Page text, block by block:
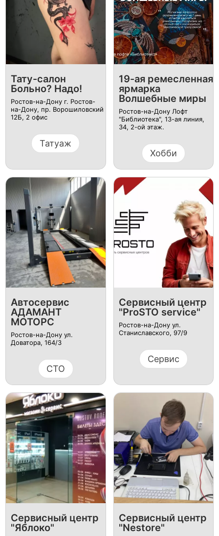
Тату-салон
Больно? Надо!
Ростов-на-Дону г. Ростов-
на-Дону, пр. Ворошиловский
12Б, ​2 офис
Татуаж
19-ая ремесленная
ярмарка
Волшебные миры
Ростов-на-Дону Лофт
"Библиотека", 13-ая линия,
34, 2-ой этаж.
Хобби
Автосервис
АДАМАНТ
МОТОРС
Ростов-на-Дону ул.
Доватора, 164/3
СТО
Сервисный центр
"ProSTO service"
Ростов-на-Дону ул.
Станиславского, 97/9
Сервис
Сервисный центр
"Яблоко"
Сервисный центр
"Nestore"